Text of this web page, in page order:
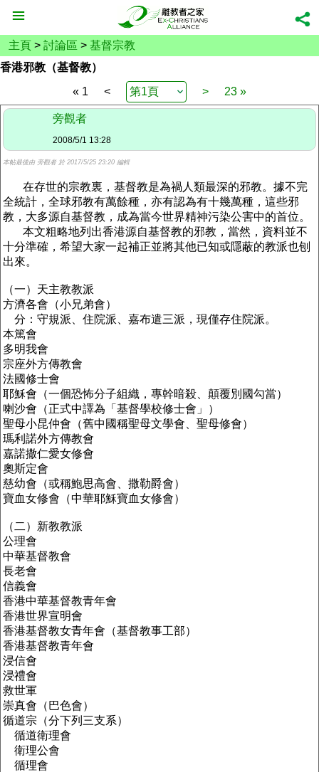
主頁 > 討論區 > 基督宗教
香港邪教（基督教）
« 1
< > 23 »
旁觀者
2008/5/1 13:28
本帖最後由 旁觀者 於 2017/5/25 23:20 編輯
在存世的宗教裏， 基督教是為禍人類最深的邪教。據不完
全統計，全球邪教有萬餘種，亦有認為有十幾萬種，這些邪
教，大多源自基督教，成為當今世界精神污染公害中的首位。
本文粗略地列出香港源自基督教的邪教，當然，資料並不
十分準確，希望大家一起補正並將其他已知或隱蔽的教派也刨
出來。
（一） 天主教教派
方濟各會（小兄弟會）
分：守規派、住院派、嘉布遣三派，現僅存住院派。
本篤會
多明我會
宗座外方傳教會
法國修士會
耶穌會 （一個恐怖分子組織，專幹暗殺、顛覆別國勾當）
喇沙會（正式中譯為「基督學校修士會」）
聖母小昆仲會（舊中國稱聖母文學會、聖母修會）
瑪利諾外方傳教會
嘉諾撒仁愛女修會
奧斯定會
慈幼會（或稱鮑思高會、撒勒爵會）
寶血女修會（中華耶穌寶血女修會）
（二）新教教派
公理會
中華基督教會
長老會
信義會
香港中華基督教青年會
香港世界宣明會
香港基督教女青年會（基督教事工部）
香港基督教青年會
浸信會
浸禮會
救世軍
崇真會（巴色會）
循道宗（分下列三支系）
循道衛理會
衛理公會
循理會